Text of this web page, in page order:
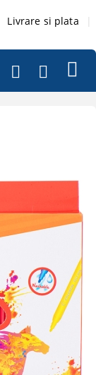
Livrare si plata